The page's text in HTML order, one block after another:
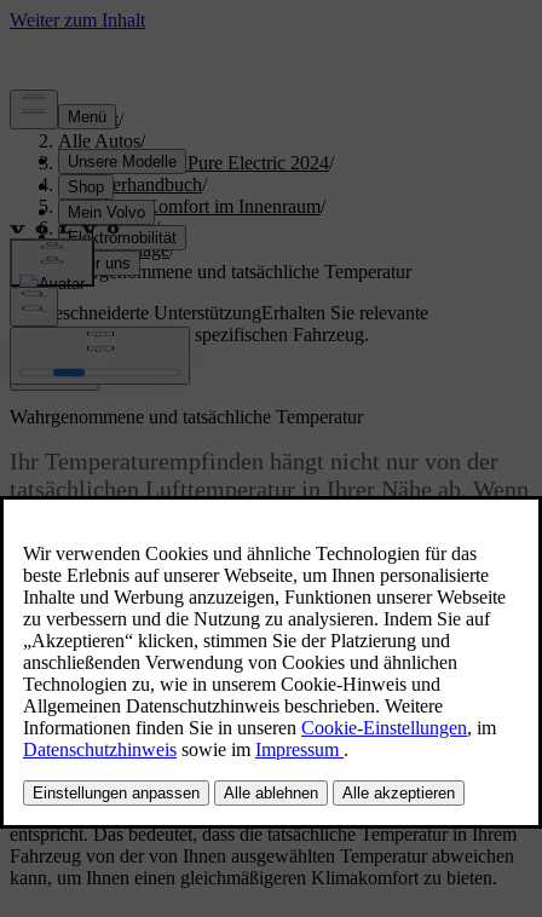
Support/
Alle Autos/
XC40 Recharge Pure Electric 2024/
Benutzerhandbuch/
Klima und Komfort im Innenraum/
Klimaanlage/
Klimaanlage/
Wahrgenommene und tatsächliche Temperatur
Maßgeschneiderte UnterstützungErhalten Sie relevante
Informationen zu Ihrem spezifischen Fahrzeug.
Anmelden
Aktualisiert 28.10.2024
Wahrgenommene und tatsächliche Temperatur
Ihr Temperaturempfinden hängt nicht nur von der
tatsächlichen Lufttemperatur in Ihrer Nähe ab. Wenn
tatsächlicher Temperatur im Blick haben, wirkt sich
dies positiv auf Ihren Klimakomfort aus.
Ob sich die Luft im Fahrzeug warm oder kalt anfühlt, hängt neben
ihrer tatsächlichen Temperatur auch von anderen Faktoren ab. Zu
diesen Faktoren gehören die eigene Körpertemperatur, der Luftstrom
und die Luftfeuchtigkeit im Auto sowie die Tatsache, ob das
Fahrzeug direktem Sonnenlicht ausgesetzt ist. Wenn Sie die
Temperatureinstellung ändern, berücksichtigt das Fahrzeug einige
Fahrzeug passt dann kontinuierlich seine Klimafunktionen an, damit
das Innenraumklima der von Ihnen ausgewählten Temperatur
entspricht. Das bedeutet, dass die tatsächliche Temperatur in Ihrem
Fahrzeug von der von Ihnen ausgewählten Temperatur abweichen
kann, um Ihnen einen gleichmäßigeren Klimakomfort zu bieten.